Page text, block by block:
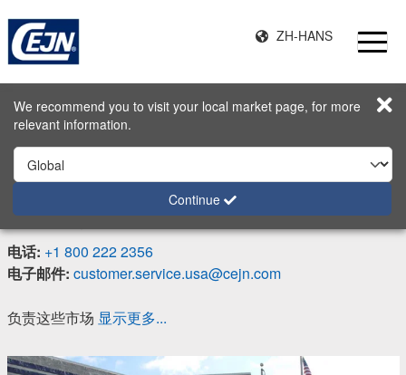
We recommend you to visit your local market page, for more
relevant information.
Continue
ZH-HANS
起始页 联系 CEJN Industrial Corporation
CEJN Industrial Corporation
212 Ambrogio Drive 60031 Gurnee USA
电话: +1 800 222 2356
电子邮件: customer.service.usa@cejn.com
负责这些市场 显示更多...